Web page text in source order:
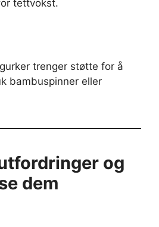
tettvokst.
trenger støtte for å
bambuspinner eller
og
dem